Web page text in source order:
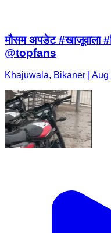
मौसम अपडेट #खाजूवाला
@topfans
Khajuwala, Bikaner | Aug